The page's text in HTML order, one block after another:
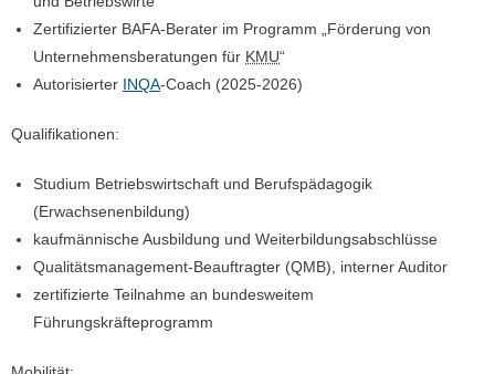
Zertifizierter BAFA-Berater im Programm „Förderung von
Unternehmensberatungen für KMU“
Autorisierter INQA-Coach (2025-2026)
Qualifikationen:
Studium Betriebswirtschaft und Berufspädagogik
(Erwachsenenbildung)
kaufmännische Ausbildung und Weiterbildungsabschlüsse
Qualitätsmanagement-Beauftragter (QMB), interner Auditor
zertifizierte Teilnahme an bundesweitem
Führungskräfteprogramm